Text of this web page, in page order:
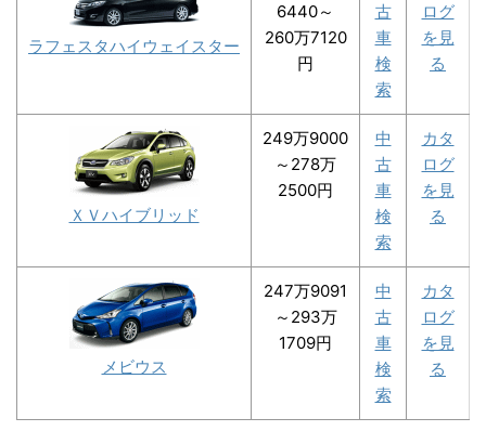
ラフェスタハイウェイスター
6440～
260万7120
円
古
車
検
索
ログ
を見
る
ＸＶハイブリッド
249万9000
～278万
2500円
中
古
車
検
索
カタ
ログ
を見
る
メビウス
247万9091
～293万
1709円
中
古
車
検
索
カタ
ログ
を見
る